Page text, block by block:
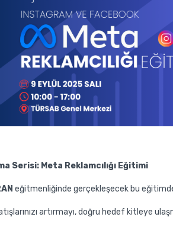
Serisi: Meta Reklamcılığı Eğitimi
eğitmenliğinde gerçekleşecek bu
artırmayı, doğru hedef kitleye